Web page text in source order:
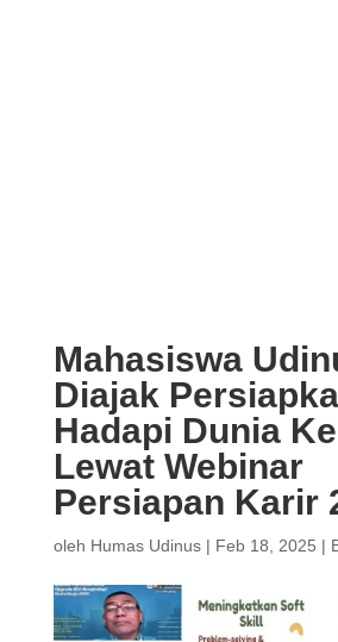
Mahasiswa
Diajak
Hadapi Dunia
Lewat Webinar
Persiapan Karir
oleh Humas Udinus| Feb 18, 2025 |